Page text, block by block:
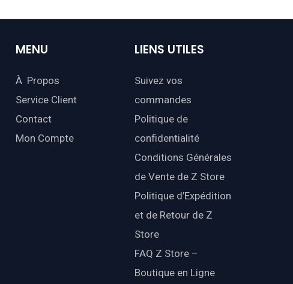
MENU
À Propos
Service Client
Contact
Mon Compte
LIENS UTILES
Suivez vos
commandes
Politique de
confidentialité
Conditions Générales
de Vente de Z Store
Politique d’Expédition
et de Retour de Z
Store
FAQ Z Store –
Boutique en Ligne